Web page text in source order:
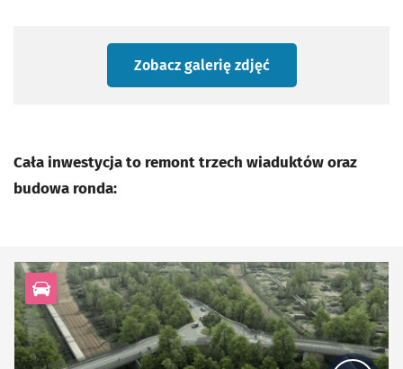
Zobacz galerię zdjęć
Cała inwestycja to remont trzech wiaduktów oraz
budowa ronda:
kategoria Infrastruktura drogowa, Piesze, Rowerowe